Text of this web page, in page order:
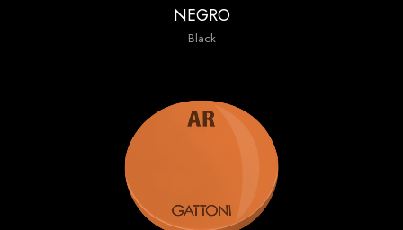
NEGRO
Black